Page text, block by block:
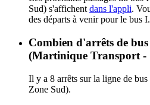
Sud) s'affichent dans l'appli.
des départs à venir pour le bus I.
Combien d'arrêts de
(Martinique Transport -
Il y a 8 arrêts sur la ligne de
Zone Sud).